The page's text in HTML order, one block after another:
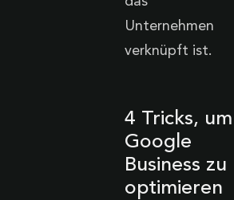
Unternehmen
verknüpft ist.
4 Tricks, um
Google
Business zu
optimieren